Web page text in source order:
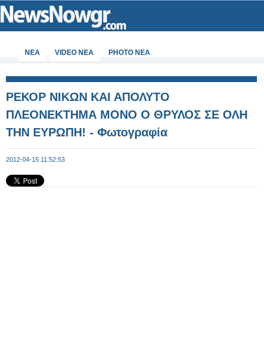
ΝΕΑ VIDEO NEA PHOTO NEA
ΡΕΚΟΡ ΝΙΚΩΝ ΚΑΙ ΑΠΟΛΥΤΟ
ΠΛΕΟΝΕΚΤΗΜΑ ΜΟΝΟ Ο ΘΡΥΛΟΣ ΣΕ ΟΛΗ
ΤΗΝ ΕΥΡΩΠΗ! - Φωτογραφία
2012-04-15 11:52:53